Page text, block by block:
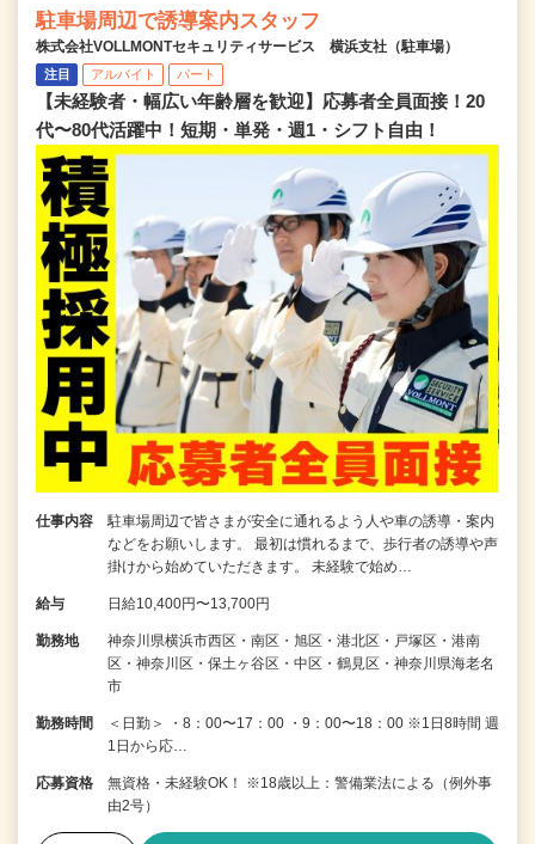
駐車場周辺で誘導案内スタッフ
株式会社VOLLMONTセキュリティサービス 横浜支社（駐車場）
注目 アルバイト パート
【未経験者・幅広い年齢層を歓迎】応募者全員面接！20
代〜80代活躍中！短期・単発・週1・シフト自由！
仕事内容
駐車場周辺で皆さまが安全に通れるよう人や車の誘導・案内
などをお願いします。 最初は慣れるまで、歩行者の誘導や声
掛けから始めていただきます。 未経験で始め…
給与 日給10,400円〜13,700円
勤務地
神奈川県横浜市西区・南区・旭区・港北区・戸塚区・港南
区・神奈川区・保土ヶ谷区・中区・鶴見区・神奈川県海老名
市
勤務時間
＜日勤＞ ・8：00〜17：00 ・9：00〜18：00 ※1日8時間 週
1日から応…
応募資格
無資格・未経験OK！ ※18歳以上：警備業法による（例外事
由2号）